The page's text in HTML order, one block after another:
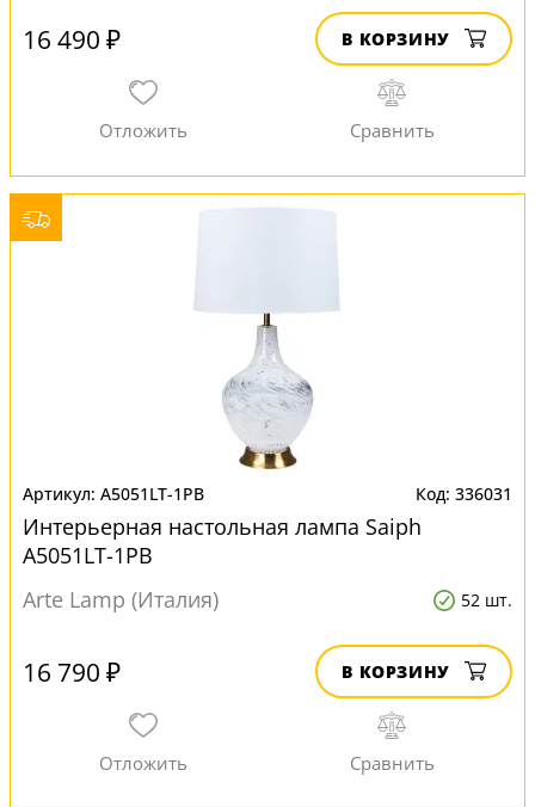
16 490 ₽ В КОРЗИНУ
A5051LT-1PB 336031
Интерьерная настольная лампа Saiph
A5051LT-1PB
Arte Lamp (Италия)
52 шт.
16 790 ₽ В КОРЗИНУ